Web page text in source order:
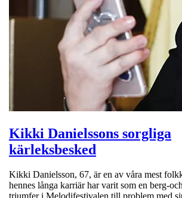
Kikki Danielssons sorgliga
kärleksbesked
Kikki Danielsson, 67, är en av våra mest
hennes långa karriär har varit som en berg-